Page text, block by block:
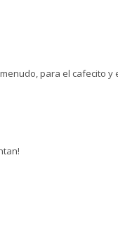
para el cafecito y